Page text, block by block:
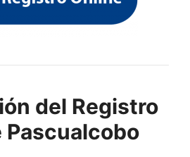
del Registro
Pascualcobo